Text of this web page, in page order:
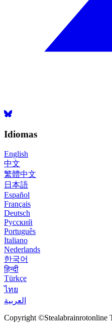
Idiomas
English
中文
繁體中文
日本語
Español
Français
Deutsch
Русский
Português
Italiano
Nederlands
한국어
हिन्दी
Türkçe
ไทย
العربية
Copyright ©Stealabrainrotonline